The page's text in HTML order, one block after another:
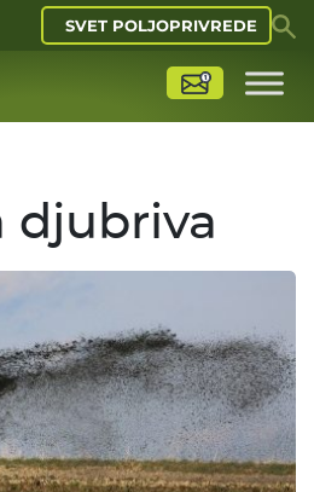
SVET POLJOPRIVREDE
djubriva